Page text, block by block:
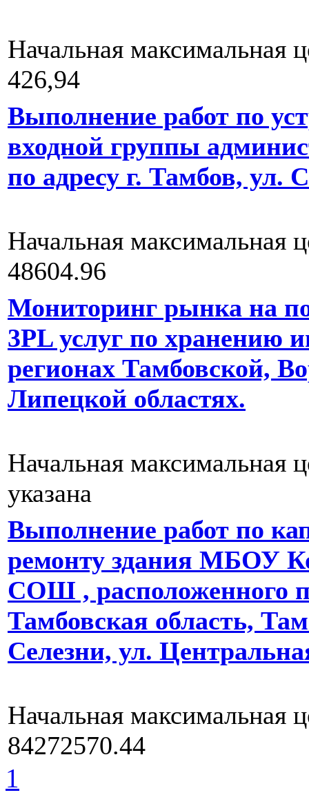
Начальная максимальная
426,94
Выполнение работ по
входной группы
по адресу г. Тамбов, ул.
Начальная максимальная
48604.96
Мониторинг рынка на
3PL услуг по хранению
регионах Тамбовской,
Липецкой областях.
Начальная максимальная
указана
Выполнение работ по
ремонту здания МБОУ
СОШ , расположенного
Тамбовская область,
Селезни, ул.
Начальная максимальная
84272570.44
1